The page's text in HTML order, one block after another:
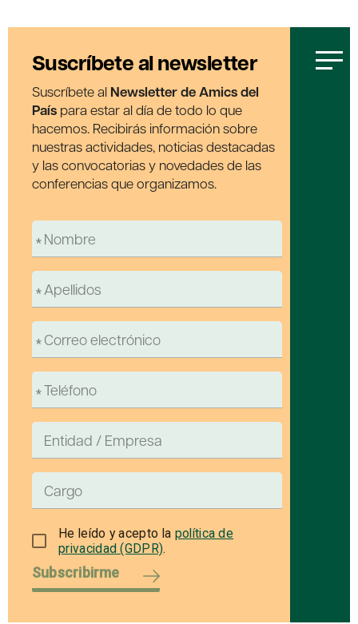
Suscríbete al newsletter
Suscríbete al Newsletter de Amics del
País para estar al día de todo lo que
hacemos. Recibirás información sobre
nuestras actividades, noticias destacadas
y las convocatorias y novedades de las
conferencias que organizamos.
He leído y acepto la política de
privacidad (GDPR).
Subscribirme